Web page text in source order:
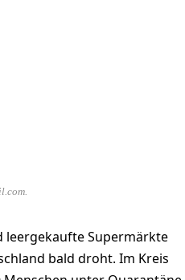
leergekaufte Supermärkte
bald droht. Im Kreis